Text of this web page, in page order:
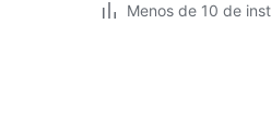
Menos de 10 de